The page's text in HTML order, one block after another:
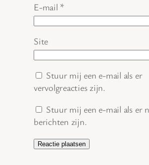
E-mail *
Site
Stuur mij een e-mail als er
vervolgreacties zijn.
Stuur mij een e-mail als er
berichten zijn.